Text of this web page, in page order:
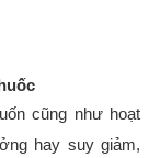
cũng như hoạt
hay suy giảm,